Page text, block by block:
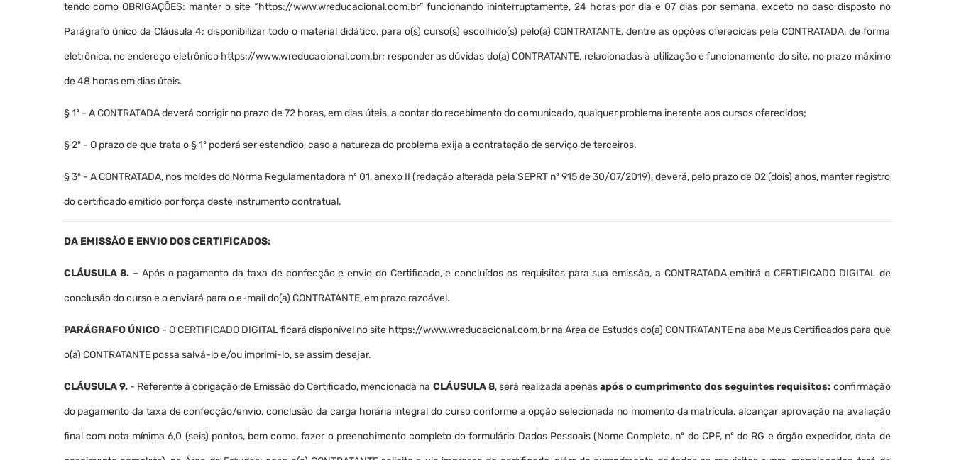
tendo como OBRIGAÇÕES: manter o site “https://www.wreducacional.com.br” funcionando ininterruptamente, 24 horas por dia e 07 dias por semana, exceto no caso disposto no
Parágrafo único da Cláusula 4; disponibilizar todo o material didático, para o(s) curso(s) escolhido(s) pelo(a) CONTRATANTE, dentre as opções oferecidas pela CONTRATADA, de forma
eletrônica, no endereço eletrônico https://www.wreducacional.com.br; responder as dúvidas do(a) CONTRATANTE, relacionadas à utilização e funcionamento do site, no prazo máximo
de 48 horas em dias úteis.
§ 1º - A CONTRATADA deverá corrigir no prazo de 72 horas, em dias úteis, a contar do recebimento do comunicado, qualquer problema inerente aos cursos oferecidos;
§ 2º - O prazo de que trata o § 1º poderá ser estendido, caso a natureza do problema exija a contratação de serviço de terceiros.
§ 3º - A CONTRATADA, nos moldes do Norma Regulamentadora nº 01, anexo II (redação alterada pela SEPRT nº 915 de 30/07/2019), deverá, pelo prazo de 02 (dois) anos, manter registro
do certificado emitido por força deste instrumento contratual.
DA EMISSÃO E ENVIO DOS CERTIFICADOS:
CLÁUSULA 8. – Após o pagamento da taxa de confecção e envio do Certificado, e concluídos os requisitos para sua emissão, a CONTRATADA emitirá o CERTIFICADO DIGITAL de
conclusão do curso e o enviará para o e-mail do(a) CONTRATANTE, em prazo razoável.
PARÁGRAFO ÚNICO- O CERTIFICADO DIGITAL ficará disponível no site https://www.wreducacional.com.br na Área de Estudos do(a) CONTRATANTE na aba Meus Certificados para que
o(a) CONTRATANTE possa salvá-lo e/ou imprimi-lo, se assim desejar.
CLÁUSULA 9.- Referente à obrigação de Emissão do Certificado, mencionada na CLÁUSULA 8, será realizada apenasapós o cumprimento dos seguintes requisitos: confirmação
do pagamento da taxa de confecção/envio, conclusão da carga horária integral do curso conforme a opção selecionada no momento da matrícula, alcançar aprovação na avaliação
final com nota mínima 6,0 (seis) pontos, bem como, fazer o preenchimento completo do formulário Dados Pessoais (Nome Completo, nº do CPF, nº do RG e órgão expedidor, data de